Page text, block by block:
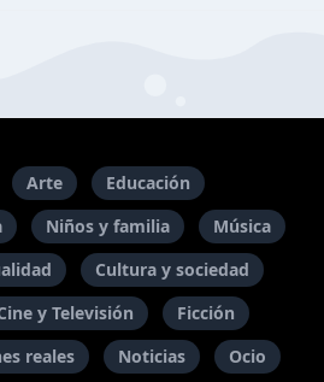
Arte
Educación
Niños y familia
Música
Cultura y sociedad
y Televisión
Ficción
reales Noticias Ocio